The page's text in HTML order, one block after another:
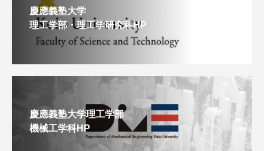
慶應義塾大学
理工学部・理工学研究科HP
慶應義塾大学理工学部
機械工学科HP